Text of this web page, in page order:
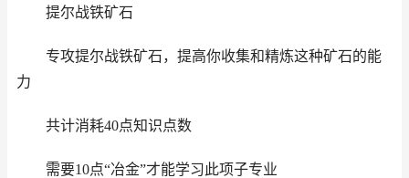
提尔战铁矿石
专攻提尔战铁矿石，提高你收集和精炼这种矿石的能
力
共计消耗40点知识点数
需要10点“冶金”才能学习此项子专业